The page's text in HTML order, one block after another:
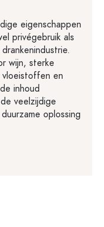
eigenschappen
privégebruik als
wijn, sterke
en
inhoud
veelzijdige
oplossing